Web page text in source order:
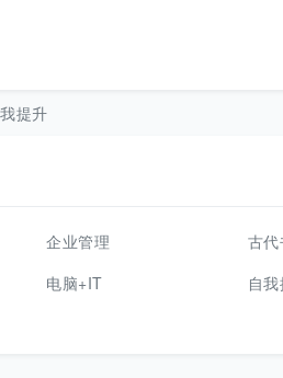
提升
企业管理 古
电脑+IT 自